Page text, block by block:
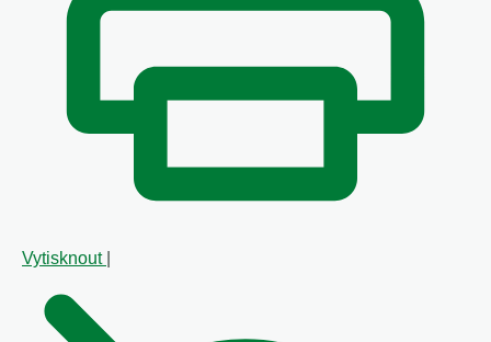
Vytisknout